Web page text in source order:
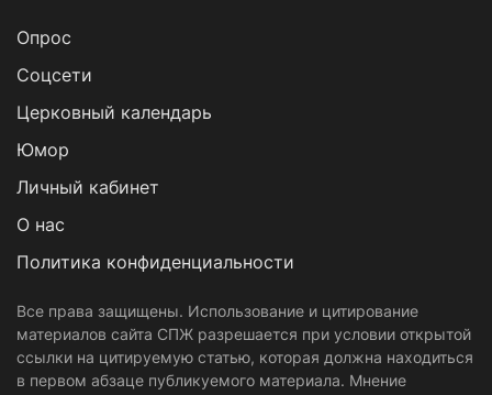
Опрос
Cоцсети
Церковный календарь
Юмор
Личный кабинет
О нас
Политика конфиденциальности
Все права защищены. Использование и цитирование
материалов сайта СПЖ разрешается при условии открытой
ссылки на цитируемую статью, которая должна находиться
в первом абзаце публикуемого материала. Мнение